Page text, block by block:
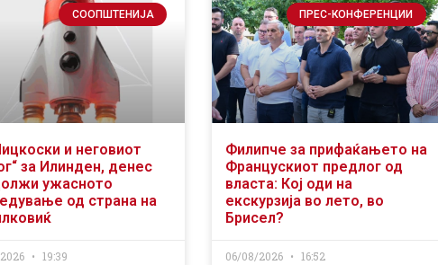
СООПШТЕНИЈА
и неговиот
за Илинден, денес
ужасното
од страна на
19:39
ПРЕС-КОНФЕРЕНЦИИ
Филипче за прифаќањето на
Францускиот предлог од
власта: Кој оди на
екскурзија во лето, во
Брисел?
06/08/2026 16:52